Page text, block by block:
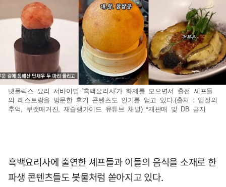
넷플릭스 요리 서바이벌 '흑백요리사'가 화제를 모으면서 출전 셰프들
의 레스토랑을 방문한 후기 콘텐츠도 인기를 얻고 있다.(출처 : 입질의
추억, 쿠캣매거진, 재슐랭가이드 유튜브 채널) *재판매 및 DB 금지
흑백요리사에 출연한 셰프들과 이들의 음식을 소재로 한
파생 콘텐츠들도 봇물처럼 쏟아지고 있다.